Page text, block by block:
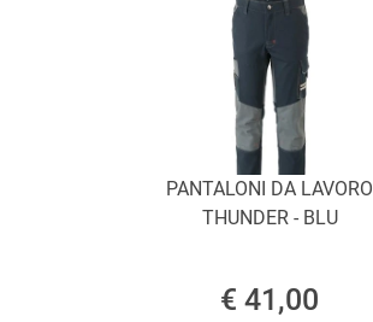
PANTALONI DA LAVORO
THUNDER - BLU
€ 41,00